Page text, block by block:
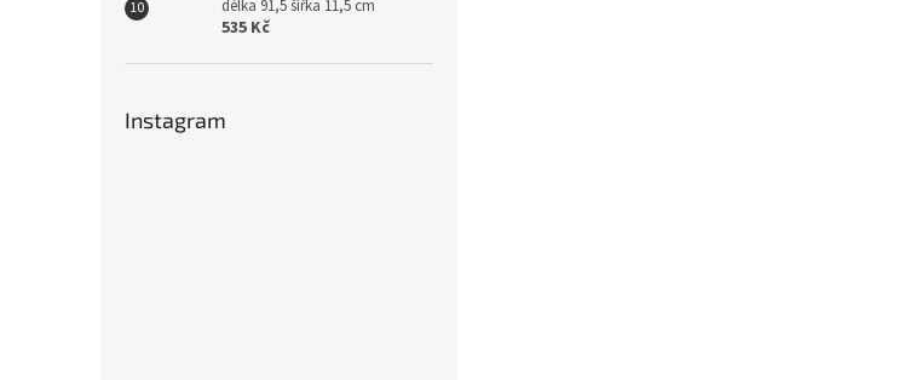
délka 91,5 šířka 11,5 cm
535 Kč
Instagram